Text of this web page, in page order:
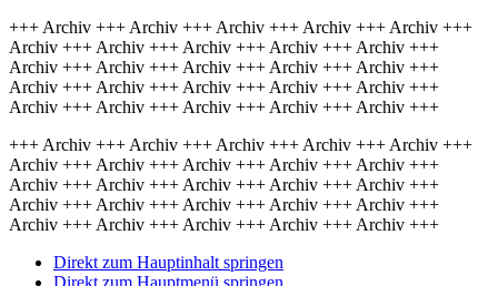
+++ Archiv +++ Archiv +++ Archiv +++ Archiv +++ Archiv +++
Archiv +++ Archiv +++ Archiv +++ Archiv +++ Archiv +++
Archiv +++ Archiv +++ Archiv +++ Archiv +++ Archiv +++
Archiv +++ Archiv +++ Archiv +++ Archiv +++ Archiv +++
Archiv +++ Archiv +++ Archiv +++ Archiv +++ Archiv +++
+++ Archiv +++ Archiv +++ Archiv +++ Archiv +++ Archiv +++
Archiv +++ Archiv +++ Archiv +++ Archiv +++ Archiv +++
Archiv +++ Archiv +++ Archiv +++ Archiv +++ Archiv +++
Archiv +++ Archiv +++ Archiv +++ Archiv +++ Archiv +++
Archiv +++ Archiv +++ Archiv +++ Archiv +++ Archiv +++
Direkt zum Hauptinhalt springen
Direkt zum Hauptmenü springen